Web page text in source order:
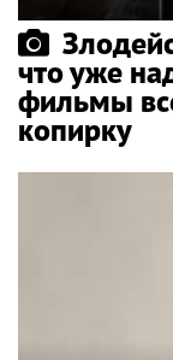
что уже
фильмы
копирку